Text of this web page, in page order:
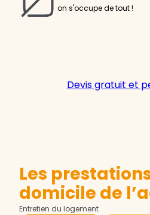
on s'occupe de tout !
Devis gratuit et
Les
domicile de
Entretien du logement